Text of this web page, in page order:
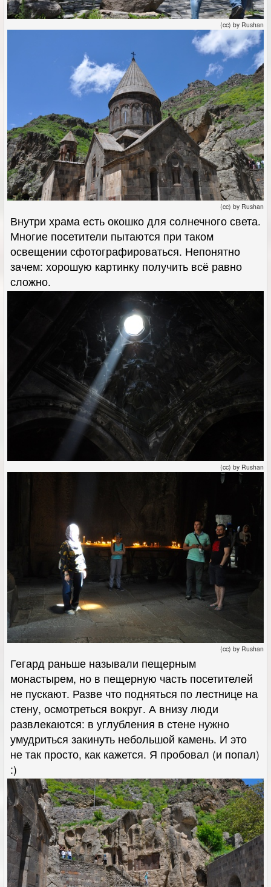
(cc) by Rushan
(cc) by Rushan
Внутри храма есть окошко для солнечного света.
Многие посетители пытаются при таком
освещении сфотографироваться. Непонятно
зачем: хорошую картинку получить всё равно
сложно.
(cc) by Rushan
(cc) by Rushan
Гегард раньше называли пещерным
монастырем, но в пещерную часть посетителей
не пускают. Разве что подняться по лестнице на
стену, осмотреться вокруг. А внизу люди
развлекаются: в углубления в стене нужно
умудриться закинуть небольшой камень. И это
не так просто, как кажется. Я пробовал (и попал)
:)